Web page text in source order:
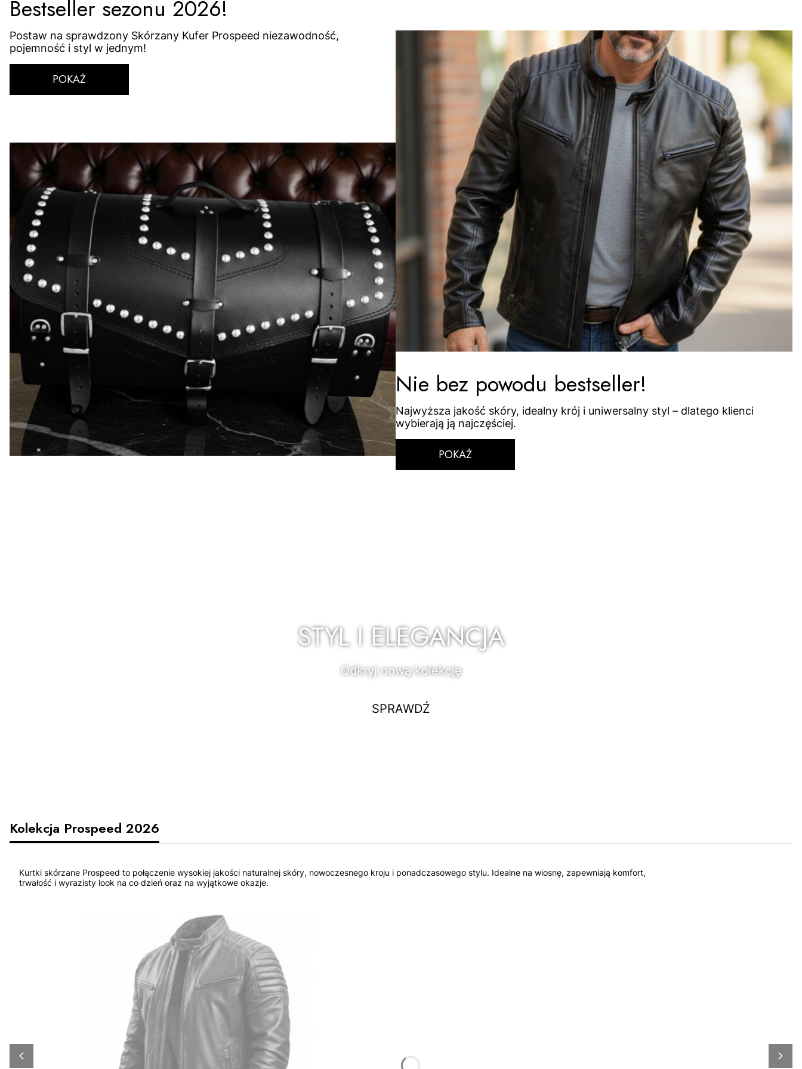
Bestseller sezonu 2026!
Postaw na sprawdzony Skórzany Kufer Prospeed niezawodność,
pojemność i styl w jednym!
POKAŻ
Nie bez powodu bestseller!
Najwyższa jakość skóry, idealny krój i uniwersalny styl – dlatego klienci
wybierają ją najczęściej.
POKAŻ
STYL I ELEGANCJA
Odkryj nową kolekcję
SPRAWDŹ
Kolekcja Prospeed 2026
Kurtki skórzane Prospeed to połączenie wysokiej jakości naturalnej skóry, nowoczesnego kroju i ponadczasowego stylu. Idealne na wiosnę, zapewniają komfort,
trwałość i wyrazisty look na co dzień oraz na wyjątkowe okazje.